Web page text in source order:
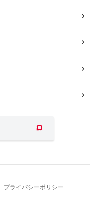
プライバシーポリシー